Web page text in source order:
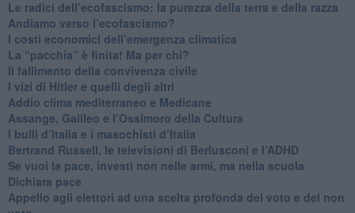
Le radici dell’ecofascismo: la purezza della terra e della razza
Andiamo verso l’ecofascismo?
I costi economici dell’emergenza climatica
​La “pacchia” è finita! Ma per chi?
​Il fallimento della convivenza civile
​I vizi di Hitler e quelli degli altri
Addio clima mediterraneo e Medicane
​Assange, Galileo e l’Ossimoro della Cultura
​I bulli d’Italia e i masochisti d’Italia
​Bertrand Russell, le televisioni di Berlusconi e l’ADHD
​Se vuoi la pace, investi non nelle armi, ma nella scuola
​Dichiara pace
​Appello agli elettori ad una scelta profonda del voto e del non